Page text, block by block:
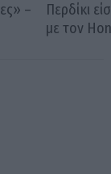
–
Περδίκι
με τον